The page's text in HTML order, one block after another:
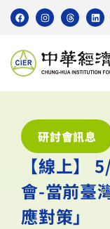
研討會訊息
【線上】
會-當前臺
應對策」